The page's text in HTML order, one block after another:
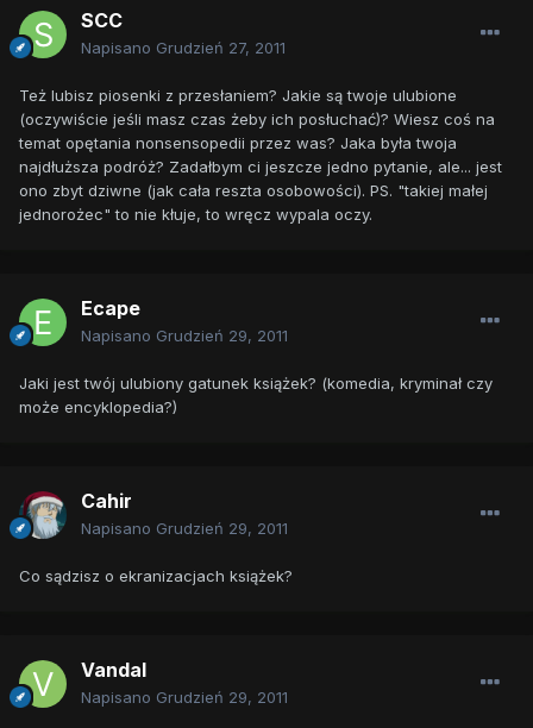
SCC
Napisano Grudzień 27, 2011
Też lubisz piosenki z przesłaniem? Jakie są twoje ulubione
(oczywiście jeśli masz czas żeby ich posłuchać)? Wiesz coś na
temat opętania nonsensopedii przez was? Jaka była twoja
najdłuższa podróż? Zadałbym ci jeszcze jedno pytanie, ale... jest
ono zbyt dziwne (jak cała reszta osobowości). PS. "takiej małej
jednorożec" to nie kłuje, to wręcz wypala oczy.
Ecape
Napisano Grudzień 29, 2011
Jaki jest twój ulubiony gatunek książek? (komedia, kryminał czy
może encyklopedia?)
Cahir
Napisano Grudzień 29, 2011
Co sądzisz o ekranizacjach książek?
Vandal
Napisano Grudzień 29, 2011